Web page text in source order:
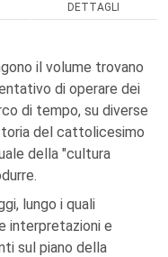
DETTAGLI
il volume trovano
di operare dei
di tempo, su diverse
del cattolicesimo
della "cultura
lungo i quali
interpretazioni e
sul piano della